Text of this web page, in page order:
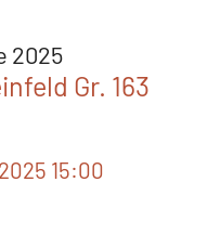
2025
Gr. 163
15:00